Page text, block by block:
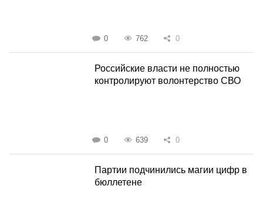
0 762 0
Российские власти не полностью
контролируют волонтерство СВО
0 639 0
Партии подчинились магии цифр в
бюллетене